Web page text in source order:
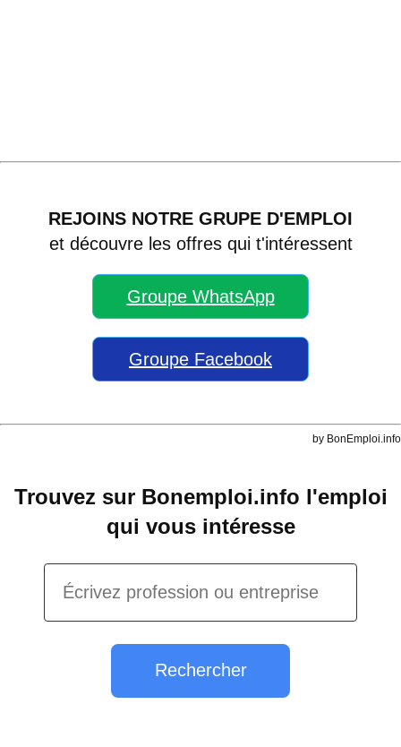
REJOINS NOTRE GRUPE D'EMPLOI
et découvre les offres qui t'intéressent
Groupe WhatsApp
Groupe Facebook
by BonEmploi.info
Trouvez sur Bonemploi.info l'emploi
qui vous intéresse
Rechercher